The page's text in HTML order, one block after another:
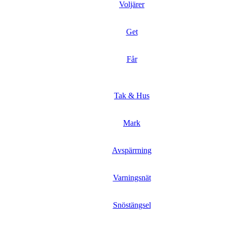
Voljärer
Get
Får
Tak & Hus
Mark
Avspärrning
Varningsnät
Snöstängsel